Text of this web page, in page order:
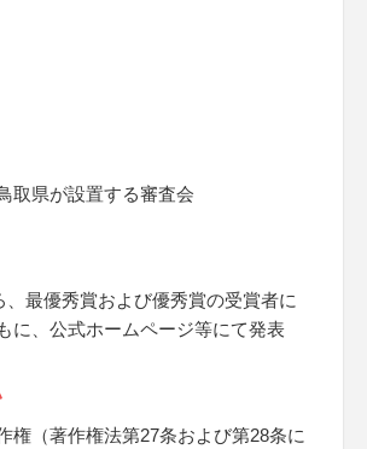
取県が設置する審査会
、最優秀賞および優秀賞の受賞者に
に、公式ホームページ等にて発表
権（著作権法第27条および第28条に